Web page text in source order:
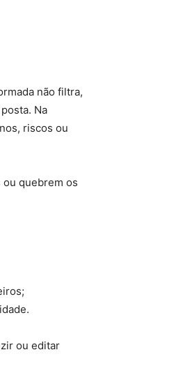
não filtra,
Na
riscos ou
quebrem os
ou editar